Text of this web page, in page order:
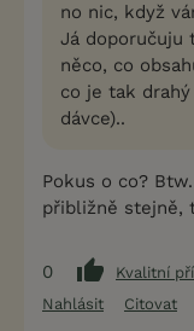
no nic, když
Já doporučuju
něco, co
co je tak
dávce)..
Pokus o co?
přibližně stejně,
0
Kvalitní
Nahlásit
Citovat